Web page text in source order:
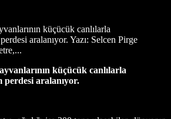
küçücük canlılarla
aralanıyor. Yazı: Selcen Pirge
küçücük canlılarla
perdesi aralanıyor.